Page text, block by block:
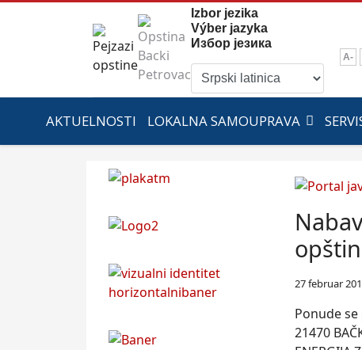
Izbor jezika
Výber jazyka
Избор језика
A-
AKTUELNOSTI LOKALNA SAMOUPRAVA
27 februar
Ponude
21470